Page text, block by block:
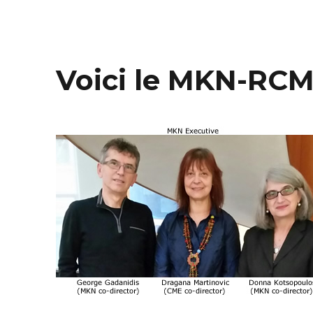
Voici le MKN-